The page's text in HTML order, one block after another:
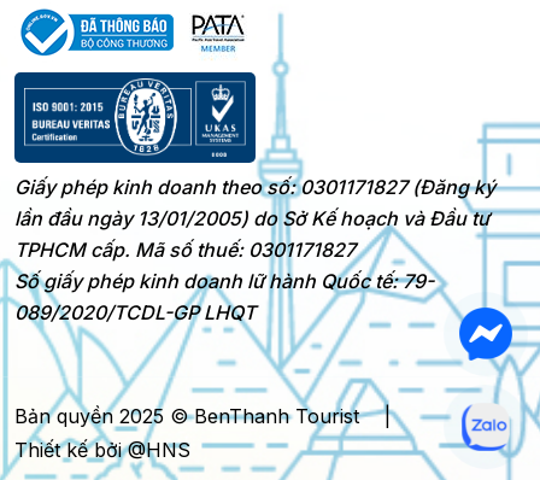
Giấy phép kinh doanh theo số: 0301171827 (Đăng ký
lần đầu ngày 13/01/2005) do Sở Kế hoạch và Đầu tư
TPHCM cấp. Mã số thuế: 0301171827
Số giấy phép kinh doanh lữ hành Quốc tế: 79-
089/2020/TCDL-GP LHQT
Bản quyền 2025 © BenThanh Tourist
|
Thiết kế bởi @HNS